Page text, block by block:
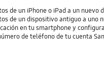
de un iPhone o iPad a un nuevo
de un dispositivo antiguo a uno
en tu smartphone y
de teléfono de tu cuenta